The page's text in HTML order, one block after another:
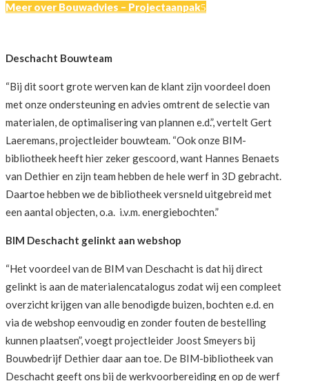
Meer over Bouwadvies – Projectaanpak
Deschacht Bouwteam
“Bij dit soort grote werven kan de klant zijn voordeel doen
met onze ondersteuning en advies omtrent de selectie van
materialen, de optimalisering van plannen e.d.”, vertelt Gert
Laeremans, projectleider bouwteam. “Ook onze BIM-
bibliotheek heeft hier zeker gescoord, want Hannes Benaets
van Dethier en zijn team hebben de hele werf in 3D gebracht.
Daartoe hebben we de bibliotheek versneld uitgebreid met
een aantal objecten, o.a. i.v.m. energiebochten.”
BIM Deschacht gelinkt aan webshop
“Het voordeel van de BIM van Deschacht is dat hij direct
gelinkt is aan de materialencatalogus zodat wij een compleet
overzicht krijgen van alle benodigde buizen, bochten e.d. en
via de webshop eenvoudig en zonder fouten de bestelling
kunnen plaatsen”, voegt projectleider Joost Smeyers bij
Bouwbedrijf Dethier daar aan toe. De BIM-bibliotheek van
Deschacht geeft ons bij de werkvoorbereiding en op de werf